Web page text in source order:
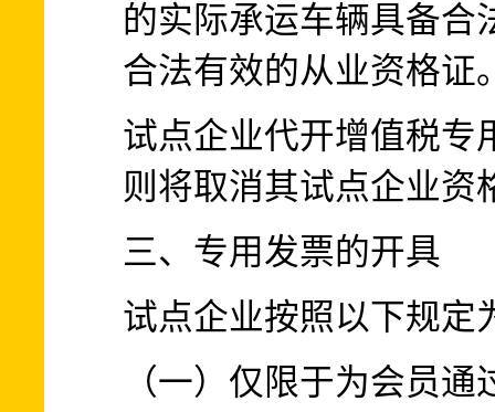
的实际承运车辆具备合
合法有效的从业资格证
试点企业代开增值税专
则将取消其试点企业资
三、专用发票的开具
试点企业按照以下规定
（一）仅限于为会员